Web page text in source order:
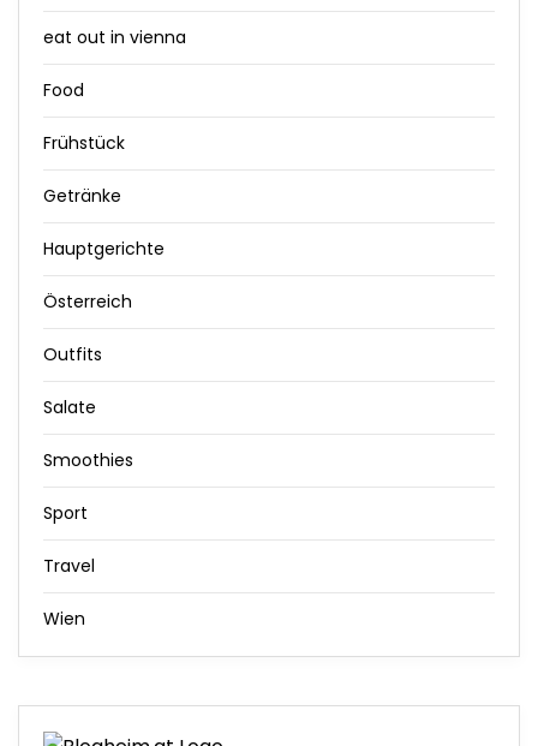
eat out in vienna
Food
Frühstück
Getränke
Hauptgerichte
Österreich
Outfits
Salate
Smoothies
Sport
Travel
Wien